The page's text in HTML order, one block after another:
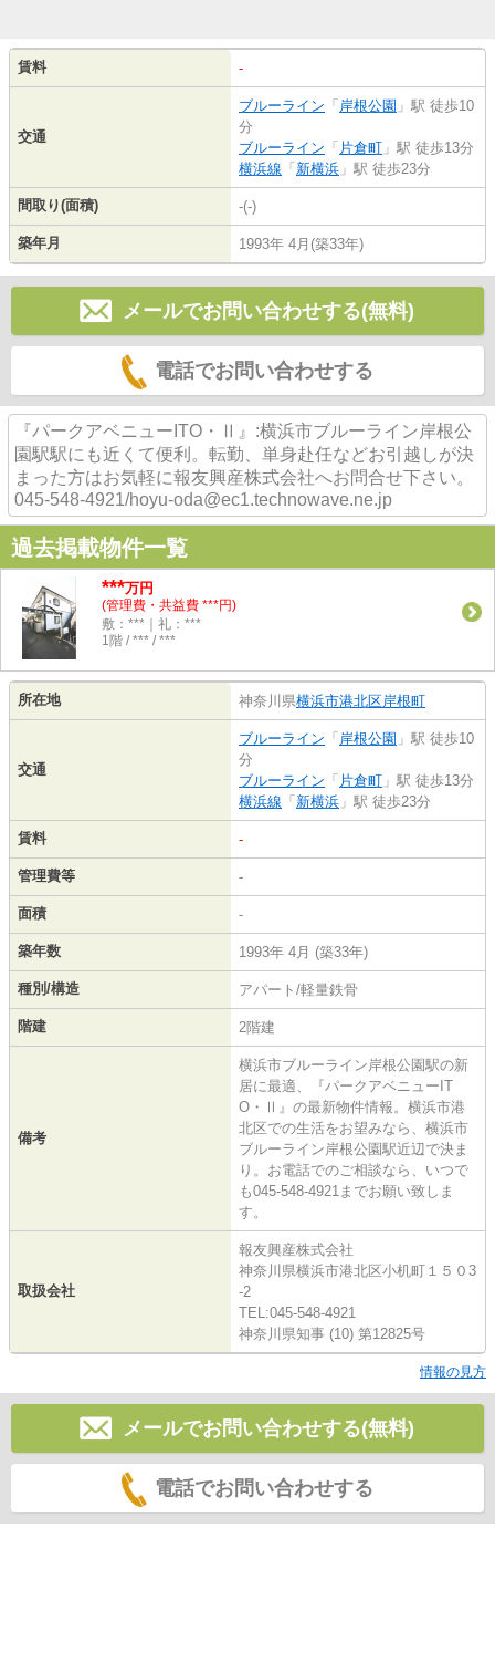
賃料 -
交通
ブルーライン 「 岸根公園 」駅 徒歩10
分
ブルーライン 「 片倉町 」駅 徒歩13分
横浜線 「 新横浜 」駅 徒歩23分
間取り(面積) -(-)
築年月 1993年 4月(築33年)
メールでお問い合わせする(無料)
電話でお問い合わせする
『パークアベニューITO・Ⅱ』:横浜市ブルーライン岸根公
園駅駅にも近くて便利。転勤、単身赴任などお引越しが決
まった方はお気軽に報友興産株式会社へお問合せ下さい。
045-548-4921/hoyu-oda@ec1.technowave.ne.jp
過去掲載物件一覧
***万円
(管理費・共益費 ***円)
敷：***｜礼：***
1階 / *** / ***
所在地 神奈川県横浜市港北区岸根町
交通
ブルーライン 「 岸根公園 」駅 徒歩10
分
ブルーライン 「 片倉町 」駅 徒歩13分
横浜線 「 新横浜 」駅 徒歩23分
賃料 -
管理費等 -
面積 -
築年数 1993年 4月 (築33年)
種別/構造 アパート/軽量鉄骨
階建 2階建
備考
横浜市ブルーライン岸根公園駅の新
居に最適、『パークアベニューIT
O・Ⅱ』の最新物件情報。横浜市港
北区での生活をお望みなら、横浜市
ブルーライン岸根公園駅近辺で決ま
り。お電話でのご相談なら、いつで
も045-548-4921までお願い致しま
す。
取扱会社
報友興産株式会社
神奈川県横浜市港北区小机町１５０3
-2
TEL:045-548-4921
神奈川県知事 (10) 第12825号
情報の見方
メールでお問い合わせする(無料)
電話でお問い合わせする